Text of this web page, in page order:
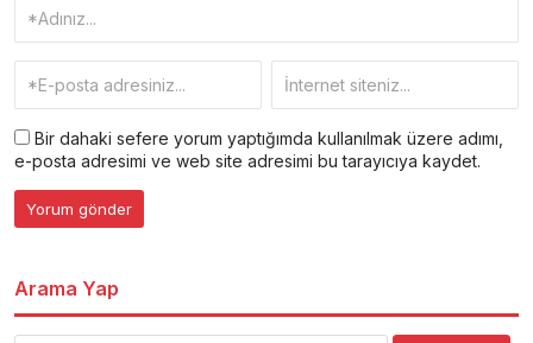
Bir dahaki sefere yorum yaptığımda kullanılmak üzere adımı,
e-posta adresimi ve web site adresimi bu tarayıcıya kaydet.
Arama Yap